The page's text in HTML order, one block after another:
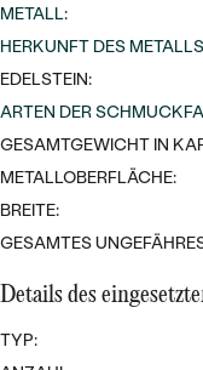
GOLD
PLATIN
SILBER
NACH STYL
SYMBOLISCH
METALL:
HERKUNFT DES METALLS
EDELSTEIN:
ARTEN DER
GESAMTGEWICHT IN
METALLOBERFLÄCHE:
BREITE:
GESAMTES
Details des
TYP: